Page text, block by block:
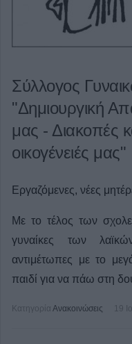
Σύλλογος
"Δημιουργική
μας - Διακοπές
οικογένειές μας"
Εργαζόμενες, νέες
Με το τέλος των
γυναίκες των
αντιμέτωπες με το
παιδί για να πάω στη
Κατηγορία Ανακοινώσεις 19